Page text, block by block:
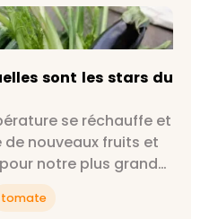
sont les stars du
sont les stars du
se réchauffe et
nouveaux fruits et
notre plus grand
au mois de
!
tomate